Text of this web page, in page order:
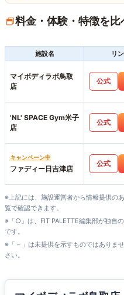
料金・体験・特徴を比
施設名
リ
マイボディラボ鳥取
店
公式
'NL' SPACE Gym米子
店
公式
キャンペーン中
ファディー日吉津店
公式
※上記には、施設運営者から情報提供の
覧で確認できます。
※「○」は、FIT PALETTE編集部が独自
です。
※「－」は未提供を示すものではありま
さい。